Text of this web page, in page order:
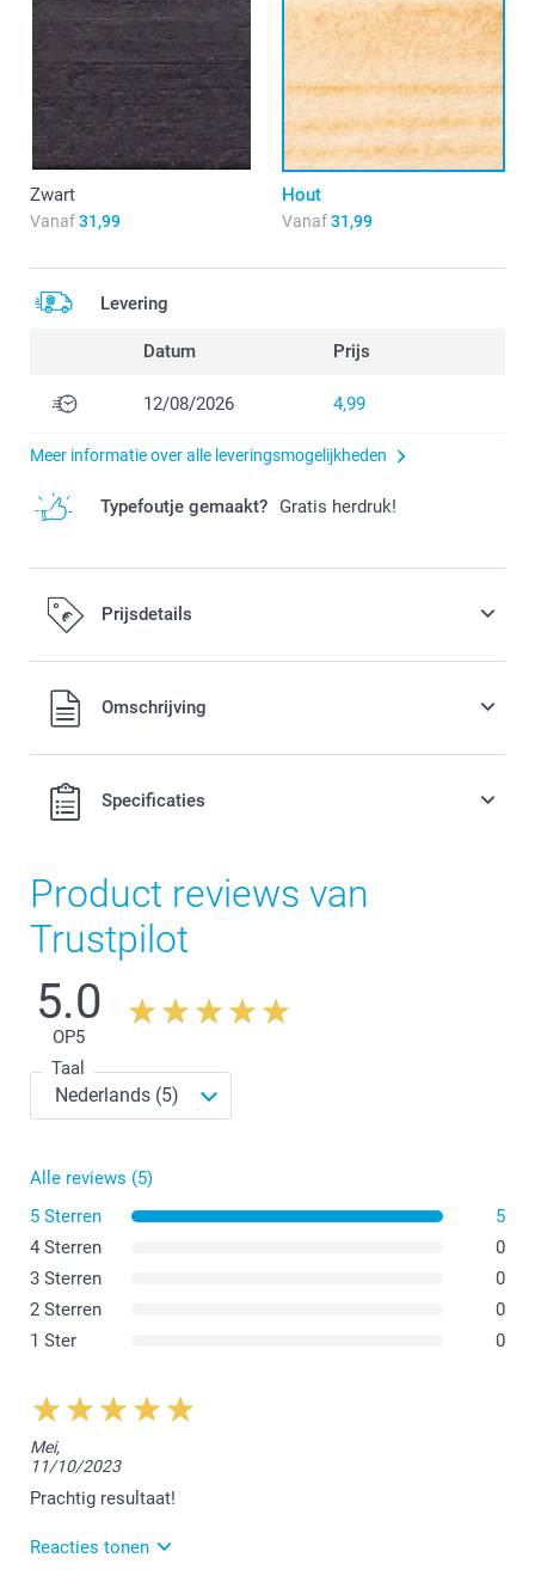
Zwart
Vanaf31,99
Hout
Vanaf31,99
Levering
Datum Prijs
12/08/2026 4,99
Meer informatie over alle leveringsmogelijkheden
Typefoutje gemaakt? Gratis herdruk!
Prijsdetails
Alle prijzen zijn in EURO (€) inclusief BTW en exclusief
verzendkosten.Omschrijving
Specificaties
Product reviews van
Trustpilot
5.0
OP5
Taal
Alle reviews (5)
5 Sterren
5
4 Sterren
0
3 Sterren
0
2 Sterren
0
1 Ster
0
Mei,
11/10/2023
Prachtig resultaat!
Reacties tonen